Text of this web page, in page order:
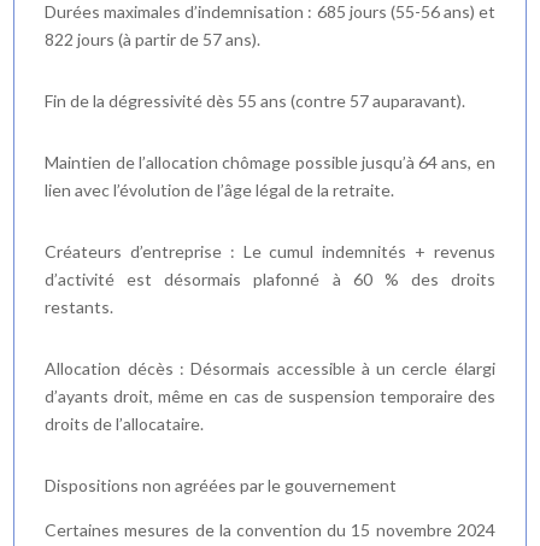
Durées maximales d’indemnisation : 685 jours (55-56 ans) et
822 jours (à partir de 57 ans).
Fin de la dégressivité dès 55 ans (contre 57 auparavant).
Maintien de l’allocation chômage possible jusqu’à 64 ans, en
lien avec l’évolution de l’âge légal de la retraite.
Créateurs d’entreprise : Le cumul indemnités + revenus
d’activité est désormais plafonné à 60 % des droits
restants.
Allocation décès : Désormais accessible à un cercle élargi
d’ayants droit, même en cas de suspension temporaire des
droits de l’allocataire.
Dispositions non agréées par le gouvernement
Certaines mesures de la convention du 15 novembre 2024